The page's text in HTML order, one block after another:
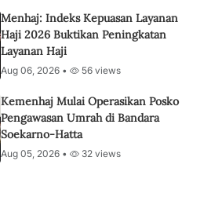
Menhaj: Indeks Kepuasan Layanan
Haji 2026 Buktikan Peningkatan
Layanan Haji
Aug 06, 2026 • 56 views
Kemenhaj Mulai Operasikan Posko
Pengawasan Umrah di Bandara
Soekarno-Hatta
Aug 05, 2026 • 32 views